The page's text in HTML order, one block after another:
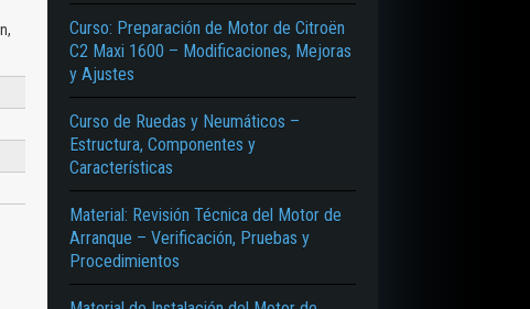
Curso: Preparación de Motor de Citroën
C2 Maxi 1600 – Modificaciones, Mejoras
y Ajustes
Curso de Ruedas y Neumáticos –
Estructura, Componentes y
Características
Material: Revisión Técnica del Motor de
Arranque – Verificación, Pruebas y
Procedimientos